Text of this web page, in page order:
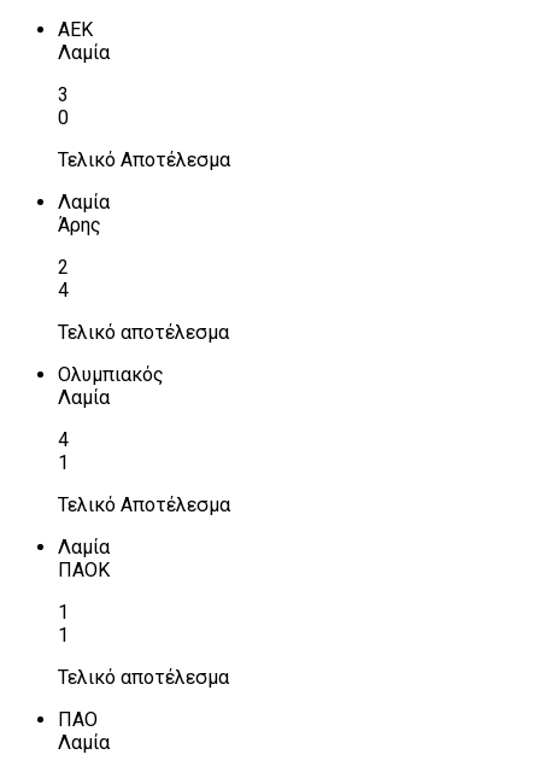
ΑΕΚ
Λαμία
3
0
Τελικό Αποτέλεσμα
Λαμία
Άρης
2
4
Τελικό αποτέλεσμα
Ολυμπιακός
Λαμία
4
1
Τελικό Αποτέλεσμα
Λαμία
ΠΑΟΚ
1
1
Τελικό αποτέλεσμα
ΠΑΟ
Λαμία